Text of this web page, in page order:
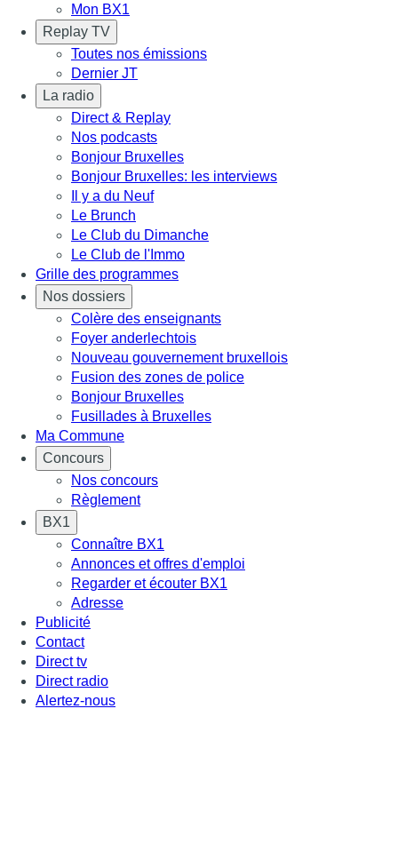
Mon BX1
Replay TV
Toutes nos émissions
Dernier JT
La radio
Direct & Replay
Nos podcasts
Bonjour Bruxelles
Bonjour Bruxelles: les interviews
Il y a du Neuf
Le Brunch
Le Club du Dimanche
Le Club de l'Immo
Grille des programmes
Nos dossiers
Colère des enseignants
Foyer anderlechtois
Nouveau gouvernement bruxellois
Fusion des zones de police
Bonjour Bruxelles
Fusillades à Bruxelles
Ma Commune
Concours
Nos concours
Règlement
BX1
Connaître BX1
Annonces et offres d'emploi
Regarder et écouter BX1
Adresse
Publicité
Contact
Direct tv
Direct radio
Alertez-nous